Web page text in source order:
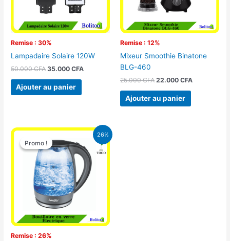
Remise : 30%
Lampadaire Solaire 120W
50.000CFA 35.000CFA
Ajouter au panier
Remise : 12%
Mixeur Smoothie Binatone
BLG-460
25.000CFA 22.000 CFA
Ajouter au panier
26%
Promo !
Remise : 26%
Promo !
Le
prix
initial
16.900 CFA.
Le
prix
actuel
est :
12.500 CFA.